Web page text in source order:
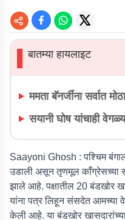
▌बातम्या हायलाइट
ममता बॅनर्जींना सर्वात
सयानी घोष यांचाही
Saayoni Ghosh :पश्चिम
उडाली असून तृणमूल काँग्रेसच्या
झाले आहे. पक्षातील 20 बंडखोर
यांना पत्र लिहून संसदेत आमच्या
केली आहे. या बंडखोर